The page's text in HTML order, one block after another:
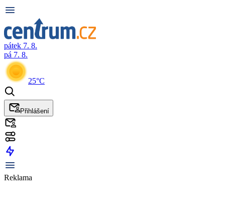
pátek 7. 8.
pá 7. 8.
25°C
Přihlášení
Reklama